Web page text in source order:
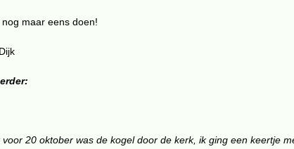
maar eens doen!
voor 20 oktober was de kogel door de kerk, ik ging een keertje